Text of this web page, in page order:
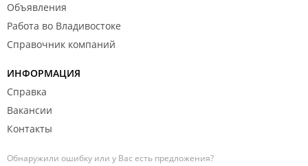
Объявления
Работа во Владивостоке
Справочник компаний
ИНФОРМАЦИЯ
Справка
Вакансии
Контакты
Обнаружили ошибку или у Вас есть предложения?